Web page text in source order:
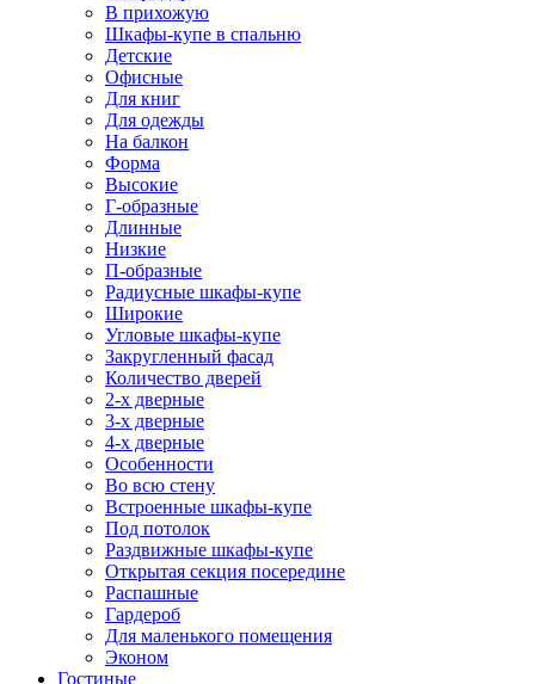
В прихожую
Шкафы-купе в спальню
Детские
Офисные
Для книг
Для одежды
На балкон
Форма
Высокие
Г-образные
Длинные
Низкие
П-образные
Радиусные шкафы-купе
Широкие
Угловые шкафы-купе
Закругленный фасад
Количество дверей
2-х дверные
3-х дверные
4-х дверные
Особенности
Во всю стену
Встроенные шкафы-купе
Под потолок
Раздвижные шкафы-купе
Открытая секция посередине
Распашные
Гардероб
Для маленького помещения
Эконом
Гостиные